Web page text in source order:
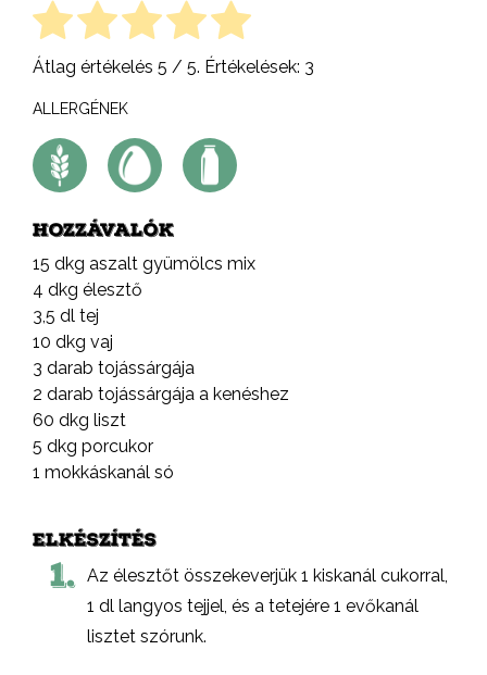
Átlag értékelés 5 / 5. Értékelések: 3
ALLERGÉNEK
HOZZÁVALÓK
15 dkg aszalt gyümölcs mix
4 dkg élesztő
3,5 dl tej
10 dkg vaj
3 darab tojássárgája
2 darab tojássárgája a kenéshez
60 dkg liszt
5 dkg porcukor
1 mokkáskanál só
ELKÉSZÍTÉS
1. Az élesztőt összekeverjük 1 kiskanál cukorral,
1 dl langyos tejjel, és a tetejére 1 evőkanál
lisztet szórunk.